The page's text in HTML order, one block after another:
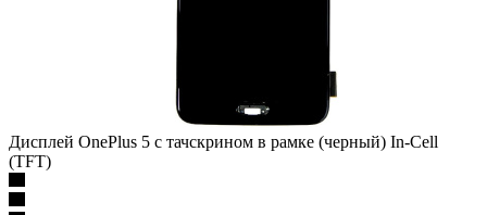
Дисплей OnePlus 5 с тачскрином в рамке (черный) In-Cell
2 310